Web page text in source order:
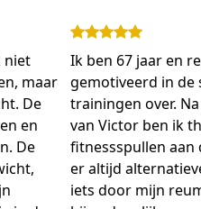
niet
maar
De
en
De
Ik ben 67 jaar en
gemotiveerd in de
trainingen over.
van Victor ben ik
fitnessspullen aan
er altijd
iets door mijn